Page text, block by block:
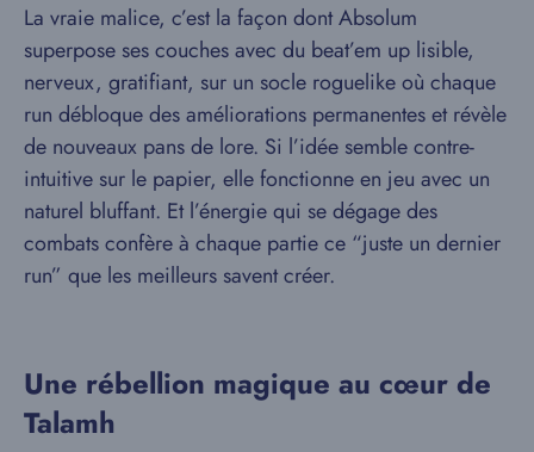
La vraie malice, c’est la façon dont Absolum
superpose ses couches avec du beat’em up lisible,
nerveux, gratifiant, sur un socle roguelike où chaque
run débloque des améliorations permanentes et révèle
de nouveaux pans de lore. Si l’idée semble contre-
intuitive sur le papier, elle fonctionne en jeu avec un
naturel bluffant. Et l’énergie qui se dégage des
combats confère à chaque partie ce “juste un dernier
run” que les meilleurs savent créer.
Une rébellion magique au cœur de
Talamh